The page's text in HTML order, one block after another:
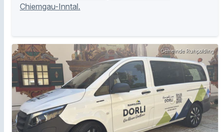
Chiemgau-Inntal.
Gemeinde Ruhpolding